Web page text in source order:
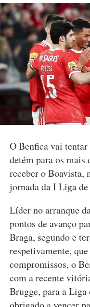
O Benfica vai
detém para os mais
receber o Boavista,
jornada da I Liga
Líder no arranque
pontos de avanço
Braga, segundo e
respetivamente,
compromissos, o
com a recente
Brugge, para a Liga